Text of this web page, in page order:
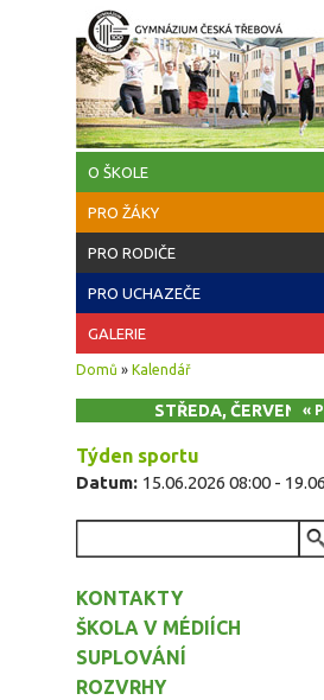
Přejít k hlavnímu obsahu
O ŠKOLE
PRO ŽÁKY
PRO RODIČE
PRO UCHAZEČE
GALERIE
Jste zde
Domů » Kalendář
STŘEDA, ČERVEN «
Týden sportu
Datum: 15.06.2026 08:00 -
KONTAKTY
ŠKOLA V MÉDIÍCH
SUPLOVÁNÍ
ROZVRHY